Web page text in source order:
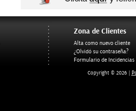
Zona de Clientes
Alta como nuevo cliente
¿Olvidó su contraseña?
Formulario de Incidencias
Copyright © 2026 |